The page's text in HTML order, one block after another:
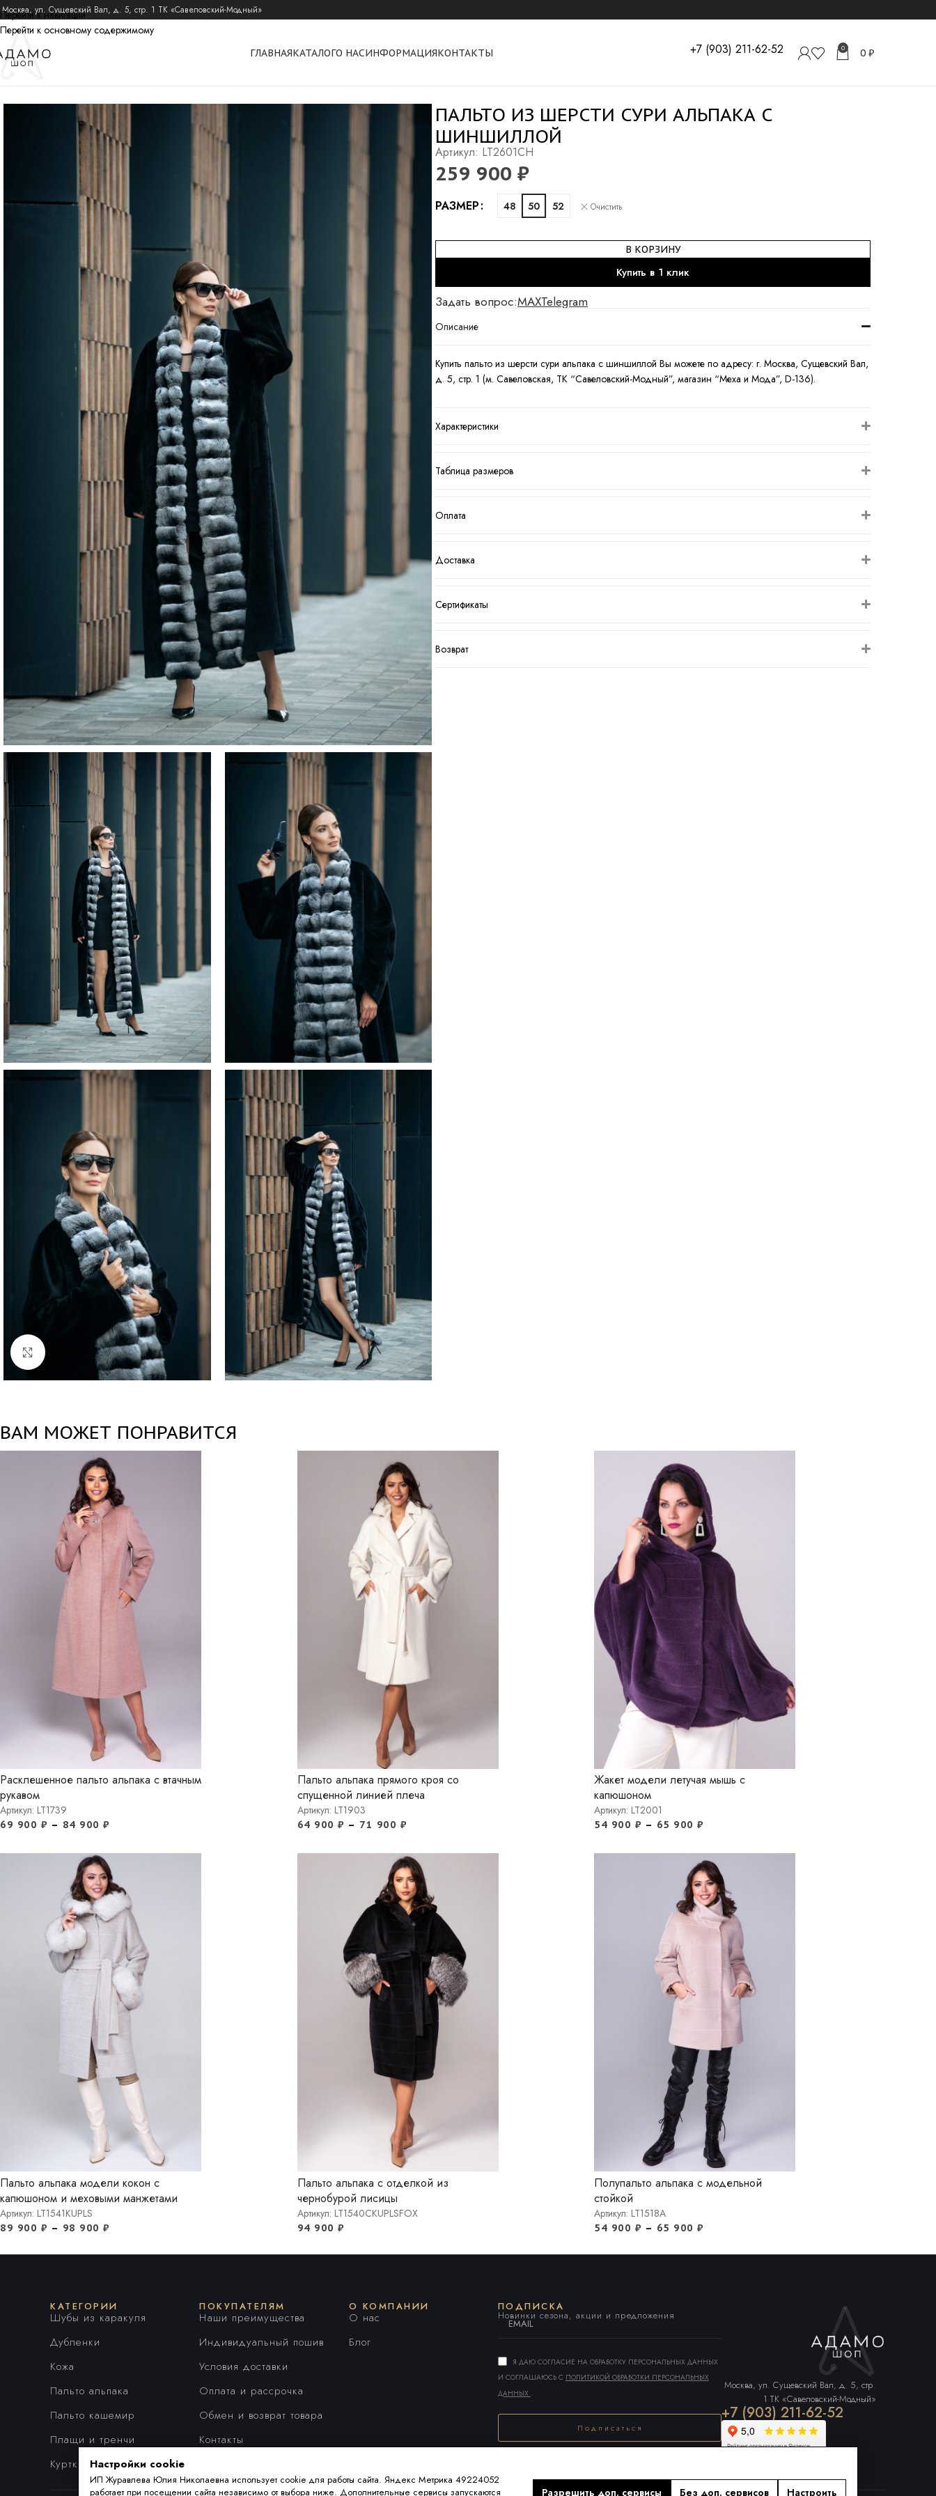
Перейти к навигации
Перейти к основному содержимому
ул. Сущевский Вал, д. 5, стр. 1 ТК «Савеловский-Модный»
ГЛАВНАЯКАТАЛОГО НАСИНФОРМАЦИЯКОНТАКТЫ +7 (903) 211-62-52 0 0 ₽
пальто из шерсти альпака
Нажмите, чтобы увеличить
ПАЛЬТО ИЗ ШЕРСТИ СУРИ АЛЬПАКА С
ШИНШИЛЛОЙ
Артикул: LT2601CH
259 900 ₽
РАЗМЕР 48 50 52 Очистить
В КОРЗИНУ
Купить в 1 клик
Задать вопрос:MAXTelegram
Описание
Купить пальто из шерсти сури альпака с шиншиллой Вы можете по адресу: г. Москва, Сущевский Вал,
д. 5, стр. 1 (м. Савеловская, ТК “Савеловский-Модный”, магазин “Меха и Мода”, D-136).
Характеристики
Таблица размеров
Оплата
Доставка
Сертификаты
Возврат
ВАМ МОЖЕТ ПОНРАВИТСЯ
Расклешенное пальто альпака с втачным
рукавом
Артикул: LT1739
69 900 ₽ – 84 900 ₽
Пальто альпака прямого кроя со
спущенной линией плеча
Артикул: LT1903
64 900₽ – 71 900 ₽
Жакет модели летучая мышь с
капюшоном
Артикул: LT2001
54 900 ₽ – 65 900₽
Пальто альпака модели кокон с
капюшоном и меховыми манжетами
Артикул: LT1541KUPLS
89 900 ₽ – 98 900 ₽
Пальто альпака с отделкой из
чернобурой лисицы
Артикул: LT1540СKUPLSFOX
94 900₽
Полупальто альпака с модельной
стойкой
Артикул: LT1518A
54 900 ₽ – 65 900₽
КАТЕГОРИИ
Шубы из каракуля
Дубленки
Кожа
Пальто альпака
Пальто кашемир
Плащи и тренчи
Куртки
ПОКУПАТЕЛЯМ
Наши преимущества
Индивидуальный пошив
Условия доставки
Оплата и рассрочка
Обмен и возврат товара
Контакты
О КОМПАНИИ
О нас
Блог
ПОДПИСКА
Новинки сезона, акции и предложения
Я ДАЮ СОГЛАСИЕ НА ОБРАБОТКУ ПЕРСОНАЛЬНЫХ ДАННЫХ
И СОГЛАШАЮСЬ С ПОЛИТИКОЙ ОБРАБОТКИ ПЕРСОНАЛЬНЫХ
ДАННЫХ .
Подписаться
Alternative:
Москва, ул. Сущевский Вал, д. 5, стр.
1 ТК «Савеловский-Модный»
+7 (903) 211-62-52
Настройки cookie
ИП Журавлева Юлия Николаевна использует cookie для работы сайта. Яндекс Метрика 49224052
работает при посещении сайта независимо от выбора ниже. Дополнительные сервисы запускаются
Разрешить доп. сервисы Без доп. сервисов Настроить